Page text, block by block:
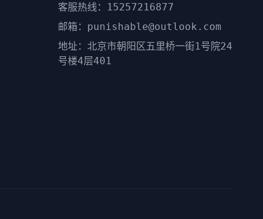
客服热线：15257216877
邮箱：punishable@outlook.com
地址：北京市朝阳区五里桥一街1号院24
号楼4层401